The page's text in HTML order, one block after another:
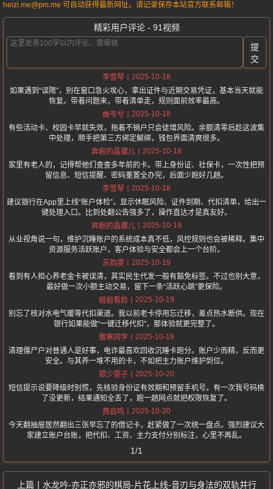
heizi.me@pm.me 可自动获得最新网址。请记录保存本站官方联系邮箱！
精彩用户评论 - 91视频
提
交
李雪琴
2025-10-18
如果遇到“误限”，别在窗口急火攻心，拿出证件与近期交易凭证，基本当天就能
恢复。带着问题来，带着清单走，规则面前效率最高。
曲岑兮
2025-10-18
有些活动卡、校园卡早就失效，拖着不销户只会徒增风险。余额清零后趁这波集
中处理，顺手把第三方绑定解绑，钱包界面清爽很多。
奔跑的晶骡儿
2025-10-18
家里有老人的，记得帮他们查查多年前的卡。带上身份证、社保卡，一次性把预
留信息、短信提醒、密码重置全办完，后面少跑好几趟。
李雪琴
2025-10-18
建议银行在App里上线“账户体检”，显示休眠风险、证件到期、代扣清单，给出一
键处理入口。比到处翻公告强多了，操作直达才是真友好。
奔跑的晶骡儿
2025-10-19
从业视角说一句，维护沉睡账户的系统成本真不低，风控规则也会被稀释。集中
资源服务活跃账户，客户体验与安全都会上一个台阶。
苏韵雯
2025-10-19
看到有人担心养老金卡被误清，其实民生代发一般有豁免标签。不过也别大意，
最好做一次小额主动交易，留下一条“活跃心跳”更保险。
姐姐看脸
2025-10-19
别忘了核对水电气暖等代扣渠道。我以前老卡停用忘迁移，差点热水断供。现在
银行如果能做“一键迁移代扣”，那体验就更完整了。
傲寒同学
2025-10-19
清理僵尸户对普通人是好事，电诈最喜欢回收沉睡卡跑分。账户少而精，反而更
安全。与其养一堆不用的卡，不如把主力账户维护到位。
郑少雯子
2025-10-20
短信提示说要降级时别慌，先核验身份证有效期和预留手机号。有一次我号码换
了没更新，结果通知全丢了，跑一趟网点就把权限恢复了。
费启鸣
2025-10-20
今天翻抽屉居然翻出三张早忘了的借记卡，赶紧做了一次统一盘点。强烈建议大
家建立账户台账，把代扣、工资、主力支付分别标注，心里不再乱。
1/1
水龙吟-亦正亦邪的棋局-片花上线-音刃与身法的双轨并行